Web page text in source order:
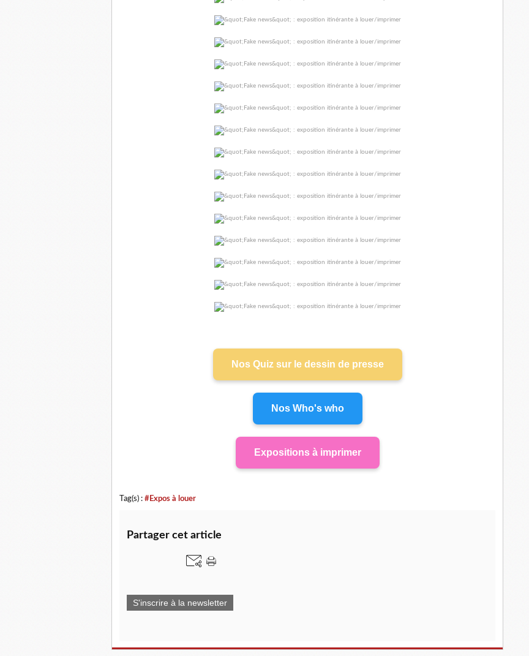
Nos Quiz sur le dessin de presse
Nos Who's who
Expositions à imprimer
Tag(s) : #Expos à louer
Partager cet article
S'inscrire à la newsletter